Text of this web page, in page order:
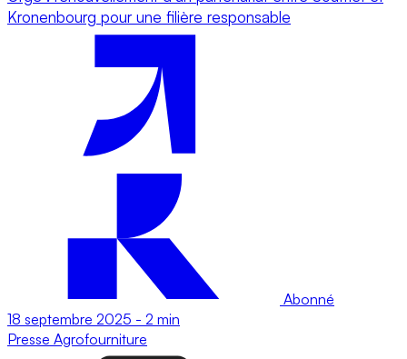
Kronenbourg pour une filière responsable
Abonné
18 septembre 2025 - 2 min
Presse Agrofourniture